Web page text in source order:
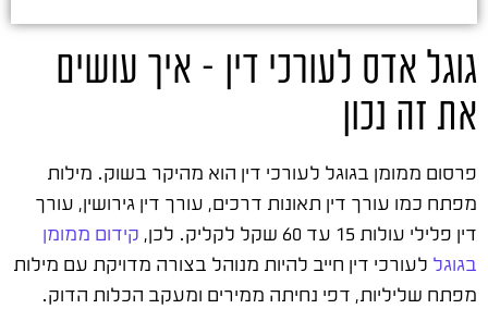
גוגל אדס לעורכי דין – איך עושים
את זה נכון
פרסום ממומן בגוגל לעורכי דין הוא מהיקר בשוק. מילות
מפתח כמו עורך דין תאונות דרכים, עורך דין גירושין, עורך
דין פלילי עולות 15 עד 60 שקל לקליק. לכן,
קידום ממומן
בגוגל לעורכי דין חייב להיות מנוהל בצורה מדויקת עם מילות
מפתח שליליות, דפי נחיתה ממירים ומעקב הכלות הדוק.